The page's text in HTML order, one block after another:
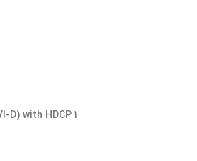
1 Digital Visual Interface connectors (DVI-D) with HDCP